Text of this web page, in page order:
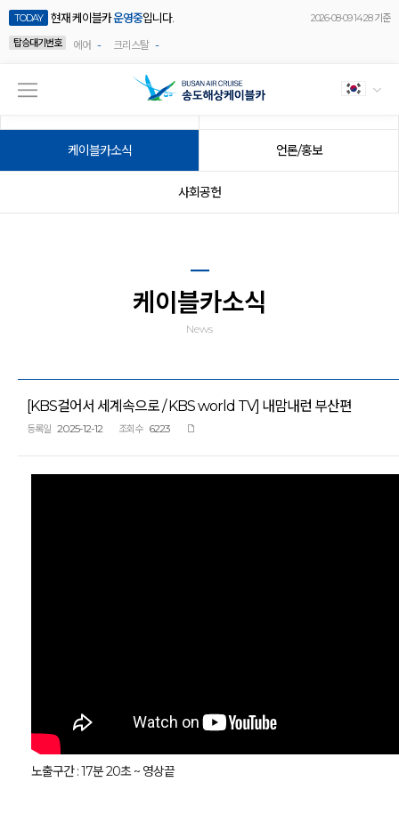
TODAY 현재 케이블카운영중입니다.
2026-08-09 14:28 기준
탑승대기번호
에어 - 크리스탈 -
케이블카소식 언론/홍보
사회공헌
케이블카소식
News
[KBS걸어서 세계속으로 / KBS world TV] 내맘내런 부산편
등록일 2025-12-12 조회수 6223
노출구간 : 17분 20초 ~ 영상끝